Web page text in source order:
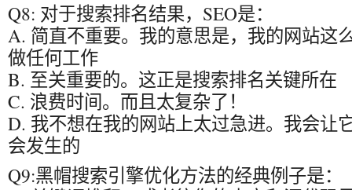
Q8: 对于搜索排名结果，SEO是：
A. 简直不重要。我的意思是，我的网站这
做任何工作
B. 至关重要的。这正是搜索排名关键所在
C. 浪费时间。而且太复杂了！
D. 我不想在我的网站上太过急进。我会让
会发生的
Q9:黑帽搜索引擎优化方法的经典例子是：